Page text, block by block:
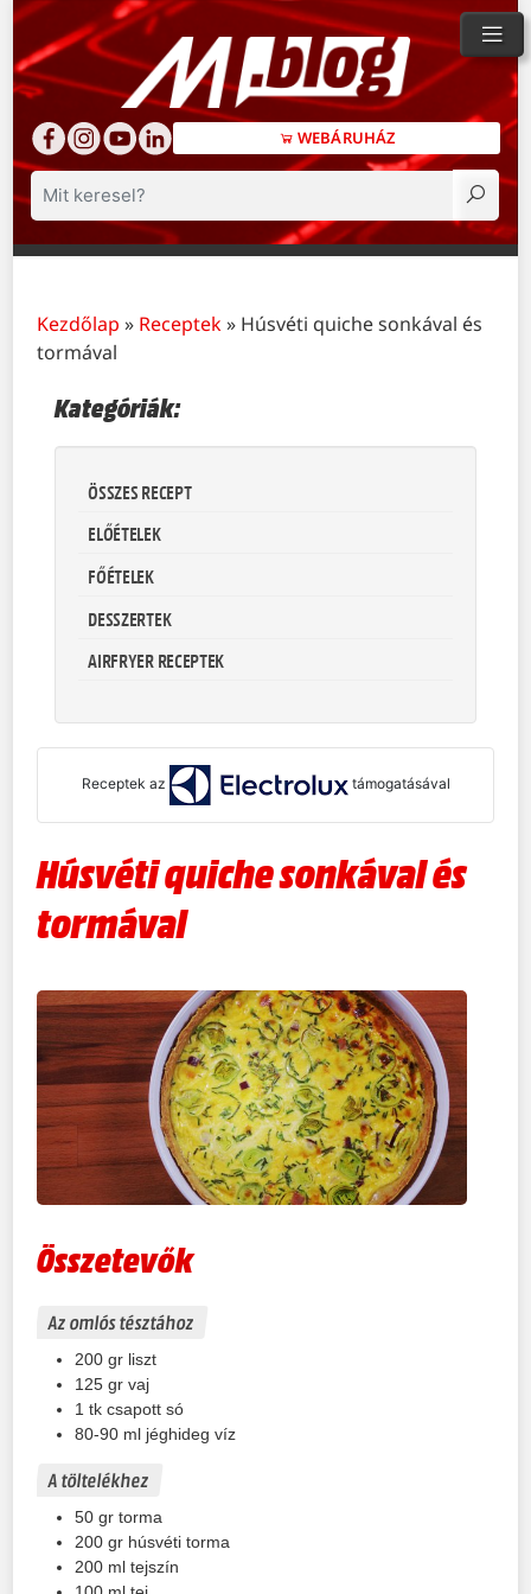
WEBÁRUHÁZ
Keresés
Kezdőlap » Receptek» Húsvéti quiche sonkával és
tormával
Kategóriák:
ÖSSZES RECEPT
ELŐÉTELEK
FŐÉTELEK
DESSZERTEK
AIRFRYER RECEPTEK
Receptek az támogatásával
Húsvéti quiche sonkával és
tormával
Összetevők
Az omlós tésztához
200 gr liszt
125 gr vaj
1 tk csapott só
80-90 ml jéghideg víz
A töltelékhez
50 gr torma
200 gr húsvéti torma
200 ml tejszín